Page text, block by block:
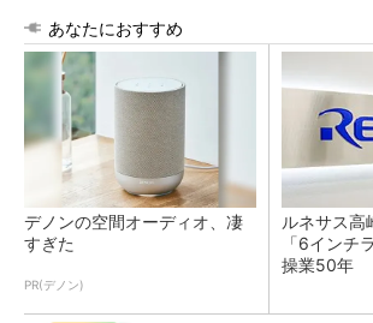
あなたにおすすめ
デノンの空間オーディオ、凄
すぎた
PR(デノン)
ルネサス高
「6インチ
操業50年